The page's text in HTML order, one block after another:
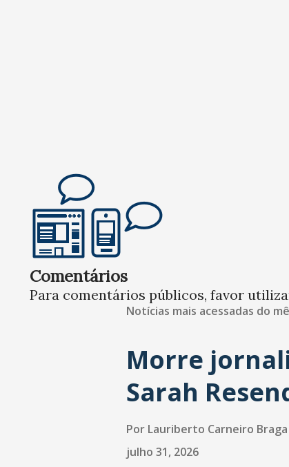
Comentários
Para comentários públicos, favor
Notícias mais acessadas do
Morre
Sarah
Por Lauriberto Carneiro Braga
julho 31, 2026